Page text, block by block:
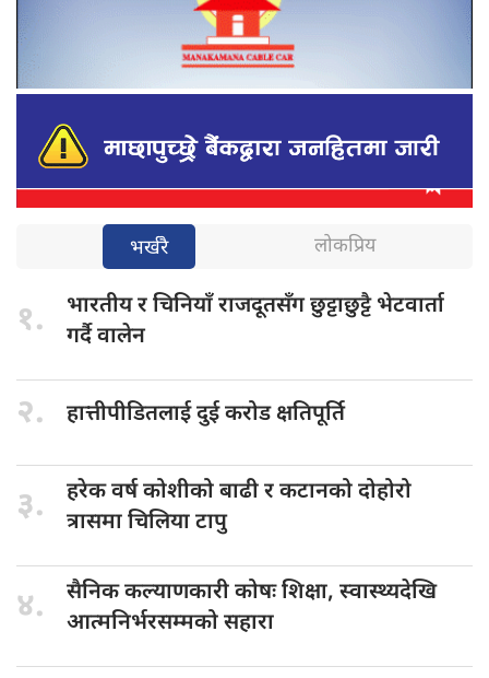
भर्खरै लोकप्रिय
१. भारतीय रचिनियाँ राजदूतसँग छुट्टाछुट्टै भेटवार्ता
गर्दै वालेन
२. हात्तीपीडितलाई दुईकरोड क्षतिपूर्ति
३. हरेक वर्षकोशीको बाढी र कटानको दोहोरो
त्रासमा चिलिया टापु
४. सैनिक कल्याणकारीकोषः शिक्षा, स्वास्थ्यदेखि
आत्मनिर्भरसम्मको सहारा